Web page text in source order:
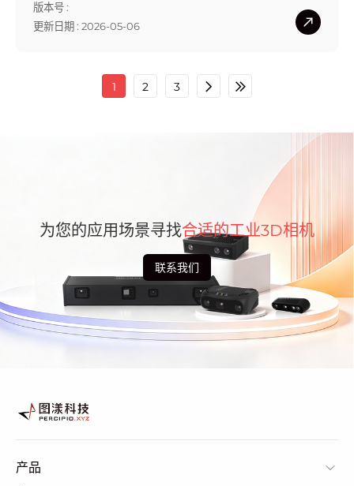
版本号 :
更新日期 : 2026-05-06
1 2 3
为您的应用场景寻找合适的工业3D相机
联系我们
产品